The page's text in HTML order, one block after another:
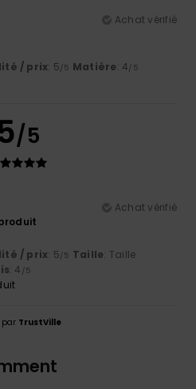
Achat vérifié
/ prix: 5/5 Matière: 4/5
/5
Achat vérifié
/ prix: 5/5 Taille: Taille
: 4 /5
par TrustVille